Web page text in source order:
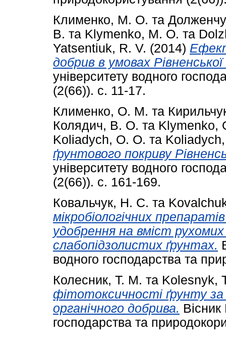
Клименко, М. О. та
В. та Klymenko, M. O. та
Yatsentiuk, R. V. (2014)
добрив в умовах
університету водного
(2(66)). с. 11-17.
Клименко, О. М. та
Колядич, В. О. та Klymenko,
Kolіadуch, O. O. та
ґрунтового покриву
університету водного
(2(66)). с. 161-169.
Ковальчук, Н. С. та
мікробіологічних
удобрення на вміст
слабопідзолистих ґрунтах.
водного господарства та
Колесник, Т. М. та Kolesnуk,
фітотоксичності ґрунту
органічного добрива.
господарства та